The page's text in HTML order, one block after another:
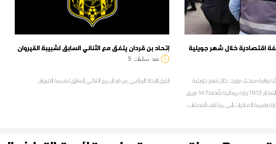
إتحاد بن قردان يتفق مع الثنائي السابق لشبيبة القيروان
منذ ساعات 9
إتفق الإتحاد الرياضي ببن قردان مع الثنائي السابق لشبيبة القيروان
بولاية سيدي بوزيد، خلال شهر جويلية
المنقضي، إلى رفع 269 مخالفة إثر 1913 زيارة ميدانية نفّذها 147 فريق
وتنمية الصادرات إلى مختلف الفضاءات